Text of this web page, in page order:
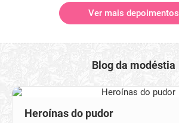
Ver mais depoimentos
Blog da modéstia
Heroínas do pudor